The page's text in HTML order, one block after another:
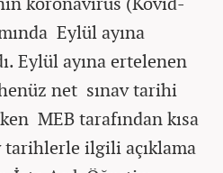
Eylül ayına
Eylül ayına ertelenen
net sınav tarihi
MEB tarafından kısa
tarihlerle ilgili açıklama